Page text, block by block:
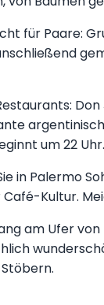
für Paare:
um 22 Uhr.
in Palermo
Kultur.
am Ufer